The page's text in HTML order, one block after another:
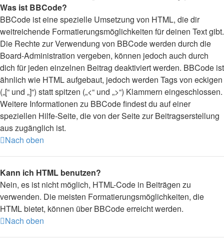
Was ist BBCode?
BBCode ist eine spezielle Umsetzung von HTML, die dir
weitreichende Formatierungsmöglichkeiten für deinen Text gibt.
Die Rechte zur Verwendung von BBCode werden durch die
Board-Administration vergeben, können jedoch auch durch
dich für jeden einzelnen Beitrag deaktiviert werden. BBCode ist
ähnlich wie HTML aufgebaut, jedoch werden Tags von eckigen
(„[“ und „]“) statt spitzen („<“ und „>“) Klammern eingeschlossen.
Weitere Informationen zu BBCode findest du auf einer
speziellen Hilfe-Seite, die von der Seite zur Beitragserstellung
aus zugänglich ist.
Nach oben
Kann ich HTML benutzen?
Nein, es ist nicht möglich, HTML-Code in Beiträgen zu
verwenden. Die meisten Formatierungsmöglichkeiten, die
HTML bietet, können über BBCode erreicht werden.
Nach oben